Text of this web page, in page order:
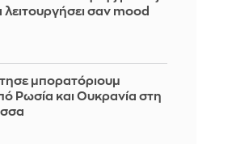
λειτουργήσει σαν mood
μπορατόριουμ
Ρωσία και Ουκρανία στη